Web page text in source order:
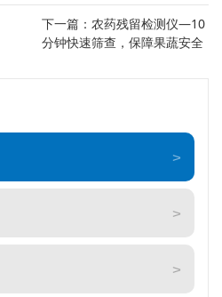
下一篇： 农药残留检测仪—10
分钟快速筛查，保障果蔬安全